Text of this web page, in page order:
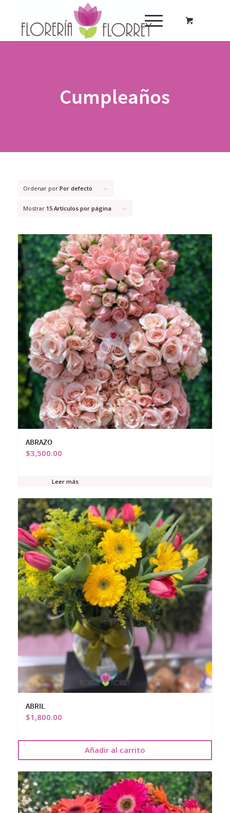
Cumpleaños
Ordenar por Por defecto
Mostrar 15 Artículos por página
ABRAZO
$3,500.00
Leer más
ABRIL
$1,800.00
Añadir al carrito